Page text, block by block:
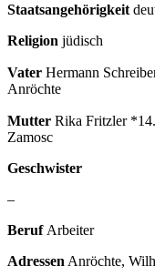
Staatsangehörigkeit
Religion jüdisch
Vater Hermann
Anröchte
Mutter Rika Fritzler
Zamosc
Geschwister
–
Beruf Arbeiter
Adressen Anröchte,